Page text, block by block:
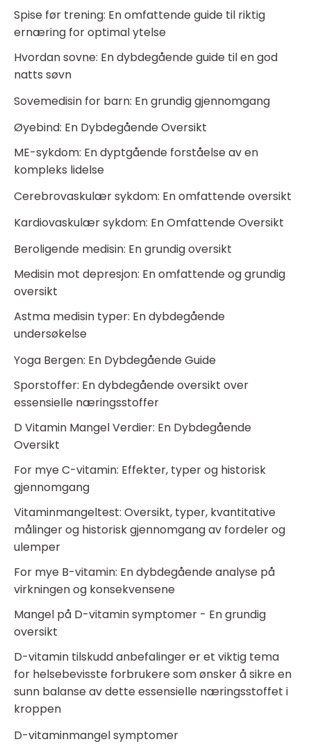
Spise før trening: En omfattende guide til riktig
ernæring for optimal ytelse
Hvordan sovne: En dybdegående guide til en god
natts søvn
Sovemedisin for barn: En grundig gjennomgang
Øyebind: En Dybdegående Oversikt
ME-sykdom: En dyptgående forståelse av en
kompleks lidelse
Cerebrovaskulær sykdom: En omfattende oversikt
Kardiovaskulær sykdom: En Omfattende Oversikt
Beroligende medisin: En grundig oversikt
Medisin mot depresjon: En omfattende og grundig
oversikt
Astma medisin typer: En dybdegående
undersøkelse
Yoga Bergen: En Dybdegående Guide
Sporstoffer: En dybdegående oversikt over
essensielle næringsstoffer
D Vitamin Mangel Verdier: En Dybdegående
Oversikt
For mye C-vitamin: Effekter, typer og historisk
gjennomgang
Vitaminmangeltest: Oversikt, typer, kvantitative
målinger og historisk gjennomgang av fordeler og
ulemper
For mye B-vitamin: En dybdegående analyse på
virkningen og konsekvensene
Mangel på D-vitamin symptomer - En grundig
oversikt
D-vitamin tilskudd anbefalinger er et viktig tema
for helsebevisste forbrukere som ønsker å sikre en
sunn balanse av dette essensielle næringsstoffet i
kroppen
D-vitaminmangel symptomer